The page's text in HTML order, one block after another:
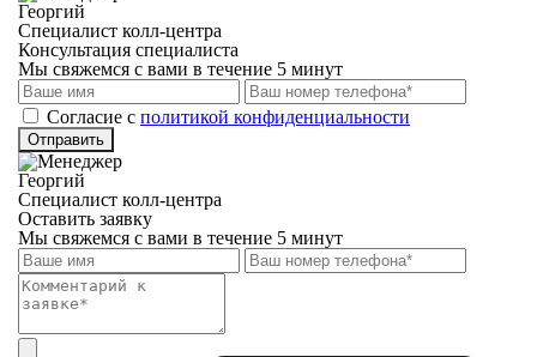
Георгий
Специалист колл-центра
Консультация специалиста
Мы свяжемся с вами в течение 5 минут
Cогласие с политикой конфиденциальности
Отправить
Георгий
Специалист колл-центра
Оставить заявку
Мы свяжемся с вами в течение 5 минут